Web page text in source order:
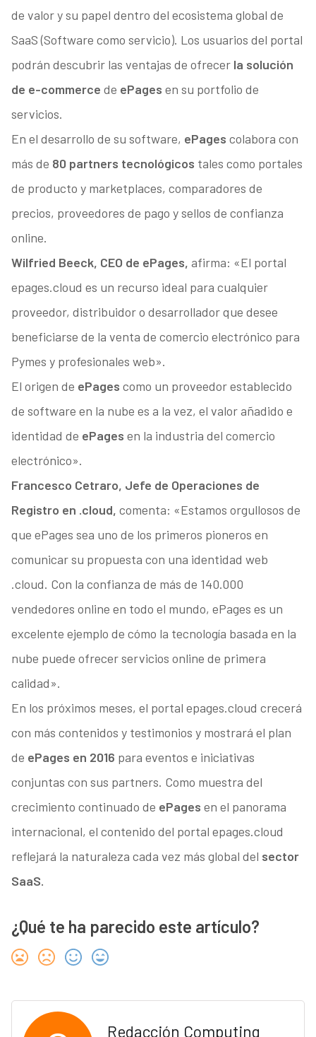
de valor y su papel dentro del ecosistema global de
SaaS (Software como servicio). Los usuarios del portal
podrán descubrir las ventajas de ofrecerla solución
de e-commerce de ePages en su portfolio de
servicios.
En el desarrollo de su software, ePages colabora con
más de 80 partners tecnológicos tales como portales
de producto y marketplaces, comparadores de
precios, proveedores de pago y sellos de confianza
online.
Wilfried Beeck, CEO de ePages, afirma: «El portal
epages.cloud es un recurso ideal para cualquier
proveedor, distribuidor o desarrollador que desee
beneficiarse de la venta de comercio electrónico para
Pymes y profesionales web».
El origen de ePages como un proveedor establecido
de software en la nube es a la vez, el valor añadido e
identidad de ePages en la industria del comercio
electrónico».
Francesco Cetraro, Jefe de Operaciones de
Registro en .cloud, comenta: «Estamos orgullosos de
que ePages sea uno de los primeros pioneros en
comunicar su propuesta con una identidad web
.cloud. Con la confianza de más de 140.000
vendedores online en todo el mundo, ePages es un
excelente ejemplo de cómo la tecnología basada en la
nube puede ofrecer servicios online de primera
calidad».
En los próximos meses, el portal epages.cloud crecerá
con más contenidos y testimonios y mostrará el plan
de ePages en 2016 para eventos e iniciativas
conjuntas con sus partners. Como muestra del
crecimiento continuado de ePages en el panorama
internacional, el contenido del portal epages.cloud
reflejará la naturaleza cada vez más global del sector
SaaS.
¿Qué te ha parecido este artículo?
Redacción Computing